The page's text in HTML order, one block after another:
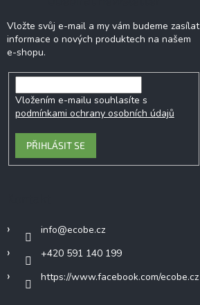
Vložte svůj e-mail a my vám budeme zasílat
informace o nových produktech na našem
e-shopu.
Vložením e-mailu souhlasíte s
podmínkami ochrany osobních údajů
PŘIHLÁSIT SE
info@ecobe.cz
+420 591 140 199
https://www.facebook.com/ecobe.cz